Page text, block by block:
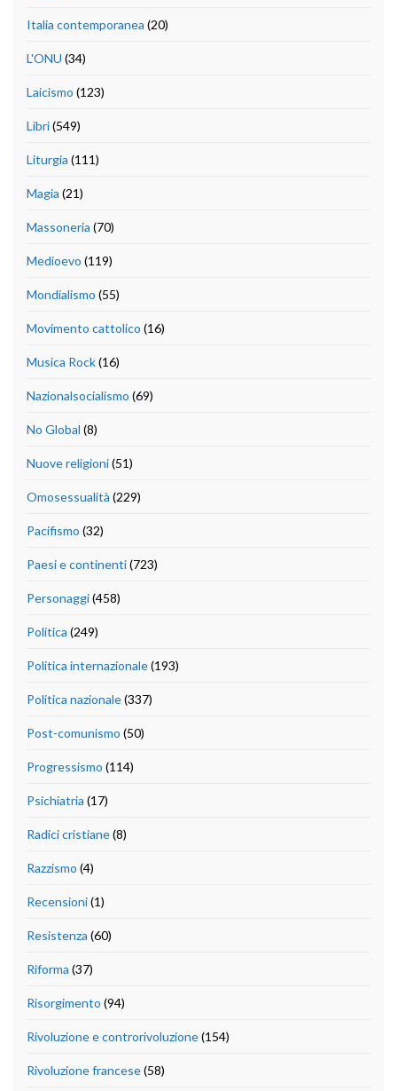
Italia contemporanea (20)
L'ONU (34)
Laicismo (123)
Libri(549)
Liturgia (111)
Magia (21)
Massoneria (70)
Medioevo (119)
Mondialismo (55)
Movimento cattolico (16)
Musica Rock(16)
Nazionalsocialismo (69)
No Global (8)
Nuove religioni(51)
Omosessualità (229)
Pacifismo (32)
Paesi e continenti(723)
Personaggi(458)
Politica (249)
Politica internazionale(193)
Politica nazionale(337)
Post-comunismo (50)
Progressismo (114)
Psichiatria (17)
Radici cristiane(8)
Razzismo (4)
Recensioni(1)
Resistenza (60)
Riforma (37)
Risorgimento (94)
Rivoluzione e controrivoluzione(154)
Rivoluzione francese(58)